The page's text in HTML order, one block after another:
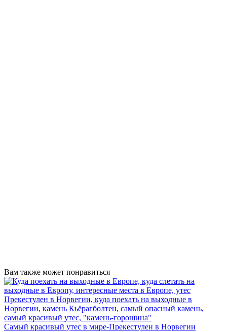
Вам также может понравиться
Самый красивый утес в мире-Прекестулен в Норвегии